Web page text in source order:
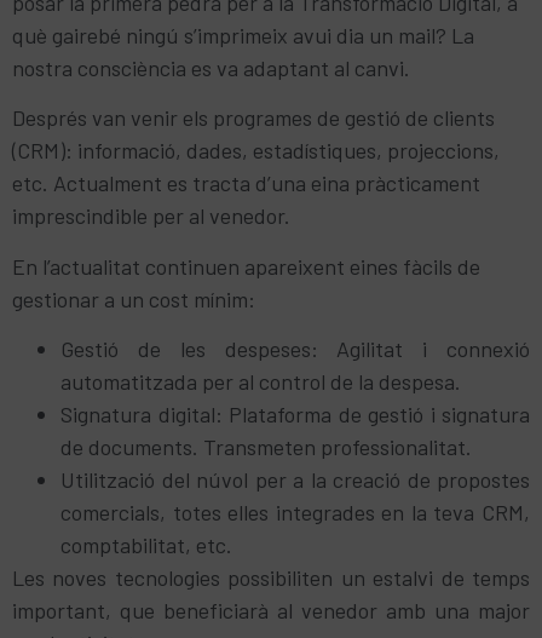
què gairebé ningú s’imprimeix avui dia un mail? La
nostra consciència es va adaptant al canvi.
Després van venir els programes de gestió de clients
(CRM): informació, dades, estadístiques, projeccions,
etc. Actualment es tracta d’una eina pràcticament
imprescindible per al venedor.
En l’actualitat continuen apareixent eines fàcils de
gestionar a un cost mínim:
Gestió de les despeses: Agilitat i connexió
automatitzada per al control de la despesa.
Signatura digital: Plataforma de gestió i signatura
de documents. Transmeten professionalitat.
Utilització del núvol per a la creació de propostes
comercials, totes elles integrades en la teva CRM,
comptabilitat, etc.
Les noves tecnologies possibiliten un estalvi de temps
important, que beneficiarà al venedor amb una major